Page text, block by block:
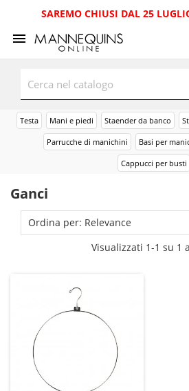
SAREMO CHIUSI DAL 25
Testa Mani e piedi Staender da banco
Parrucche di manichini Basi per
Cappucci per busti
Ganci
Ordina per: Relevance
Visualizzati 1-1 su 1